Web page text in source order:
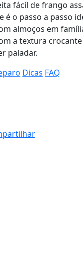
fácil de frango
o passo a passo
almoços em
a textura
paladar.
Dicas FAQ